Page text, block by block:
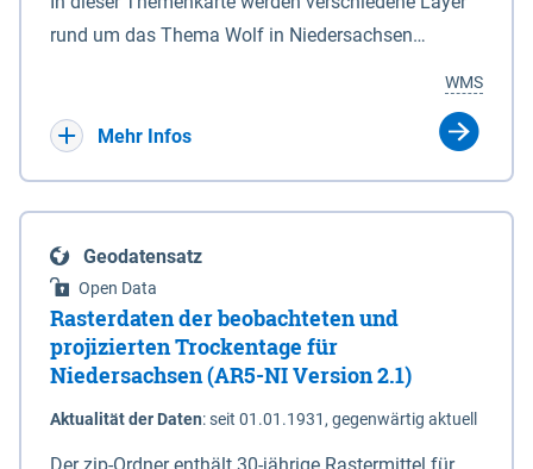
vor Sturmfluten, zu dienen bestimmt sind (§2 Abs.3
Eigenschaft eines Sperrwerkes durch Widmung, die
die Deichbehörde durch Verordnung ausspricht.
rund um das Thema Wolf in Niedersachsen
sowie Status der bestehenden Wolfsterritorien im
laufenden Monitoringjahr.
WMS
Mehr Infos
Geodatensatz
Open Data
Rasterdaten der beobachteten und
projizierten Trockentage für
Niedersachsen (AR5-NI Version 2.1)
Aktualität der Daten:seit 01.01.1931, gegenwärtig aktuell